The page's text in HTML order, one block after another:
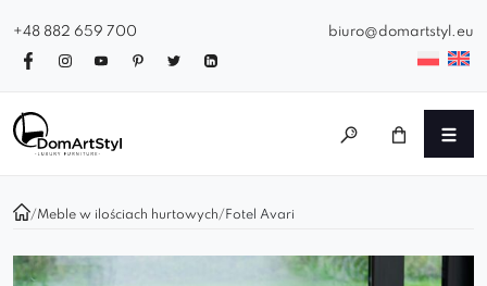
+48 882 659 700 biuro@domartstyl.eu
/Meble w ilościach hurtowych/ Fotel Avari